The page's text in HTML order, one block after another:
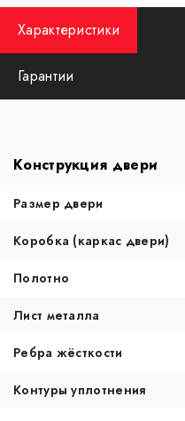
Характеристики
Гарантии
Конструкция двери
Размер двери
Коробка (каркас двери)
Полотно
Лист металла
Ребра жёсткости
Контуры уплотнения